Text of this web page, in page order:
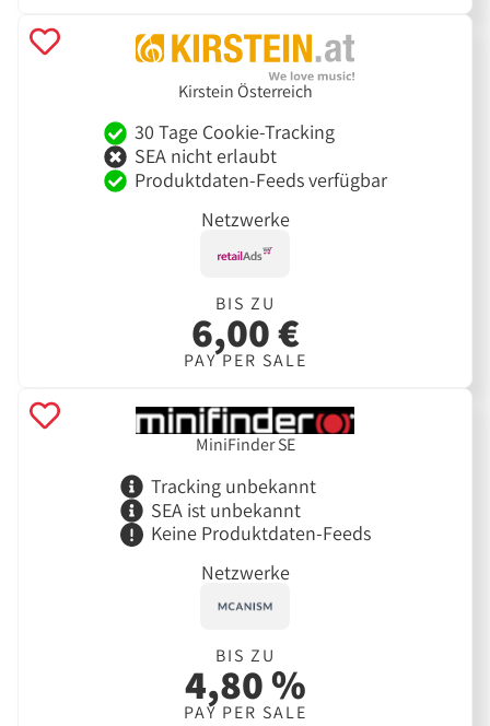
Kirstein Österreich
30 Tage Cookie-Tracking
SEA nicht erlaubt
Produktdaten-Feeds verfügbar
Netzwerke
BIS ZU
6,00 €
PAY PER SALE
MiniFinder SE
Tracking unbekannt
SEA ist unbekannt
Keine Produktdaten-Feeds
Netzwerke
BIS ZU
4,80 %
PAY PER SALE